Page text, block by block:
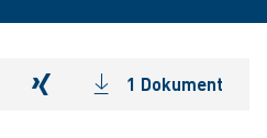
shareOnxing1 Dokument